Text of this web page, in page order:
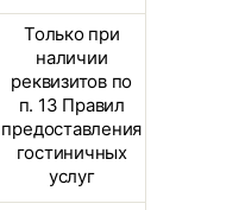
Только при
наличии
реквизитов по
п. 13 Правил
предоставления
гостиничных
услуг